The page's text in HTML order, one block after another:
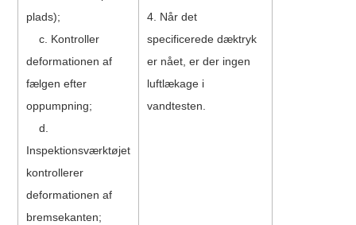
plads);
c. Kontroller
deformationen af ​​
fælgen efter
oppumpning;
d.
Inspektionsværktøjet
kontrollerer
deformationen af ​​
bremsekanten;
4. Når det
specificerede dæktryk
er nået, er der ingen
luftlækage i
vandtesten.